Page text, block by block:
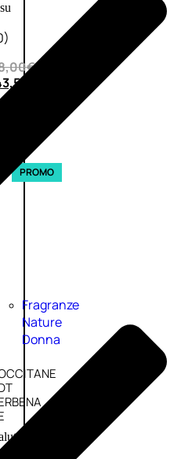
€
PROMO
Fragranze
Nature
Donna